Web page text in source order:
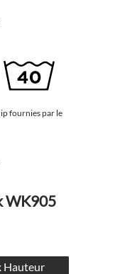
fournies par le
WK905
Hauteur